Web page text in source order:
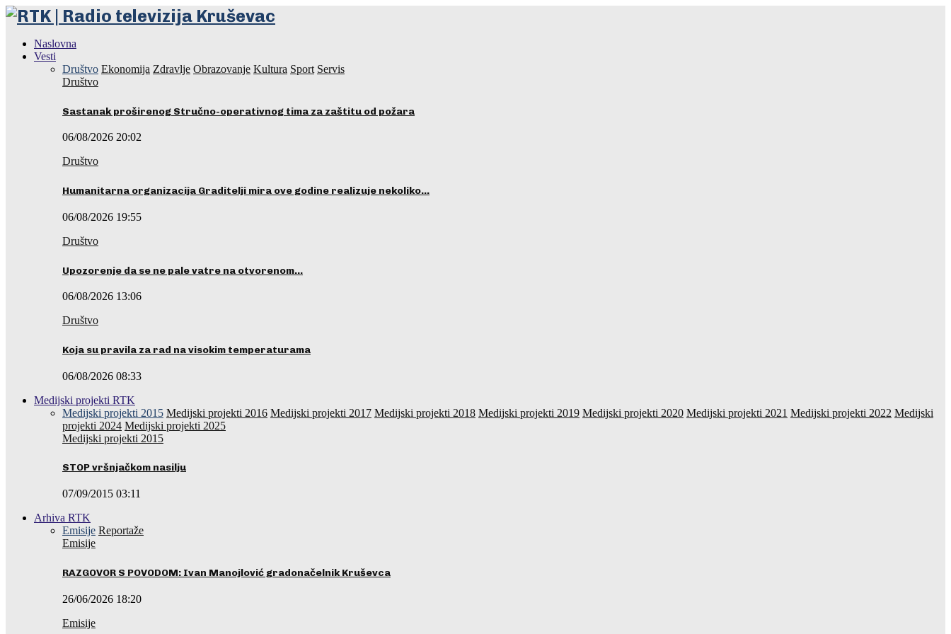
Naslovna
Vesti
Društvo Ekonomija Zdravlje Obrazovanje Kultura Sport Servis
Društvo
Sastanak proširenog Stručno-operativnog tima za zaštitu od požara
06/08/2026 20:02
Društvo
Humanitarna organizacija Graditelji mira ove godine realizuje nekoliko…
06/08/2026 19:55
Društvo
Upozorenje da se ne pale vatre na otvorenom…
06/08/2026 13:06
Društvo
Koja su pravila za rad na visokim temperaturama
06/08/2026 08:33
Medijski projekti RTK
Medijski projekti 2015 Medijski projekti 2016 Medijski projekti 2017 Medijski projekti 2018 Medijski projekti 2019 Medijski projekti 2020 Medijski projekti 2021 Medijski projekti 2022 Medijski
projekti 2024 Medijski projekti 2025
Medijski projekti 2015
STOP vršnjačkom nasilju
07/09/2015 03:11
Arhiva RTK
Emisije Reportaže
Emisije
RAZGOVOR S POVODOM: Ivan Manojlović gradonačelnik Kruševca
26/06/2026 18:20
Emisije